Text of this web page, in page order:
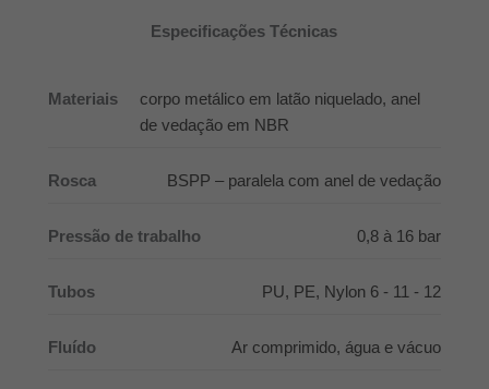
Especificações Técnicas
Materiais
corpo metálico em latão niquelado, anel
de vedação em NBR
Rosca BSPP – paralela com anel de vedação
Pressão de trabalho 0,8 à 16 bar
Tubos PU, PE, Nylon 6 - 11 - 12
Fluído Ar comprimido, água e vácuo